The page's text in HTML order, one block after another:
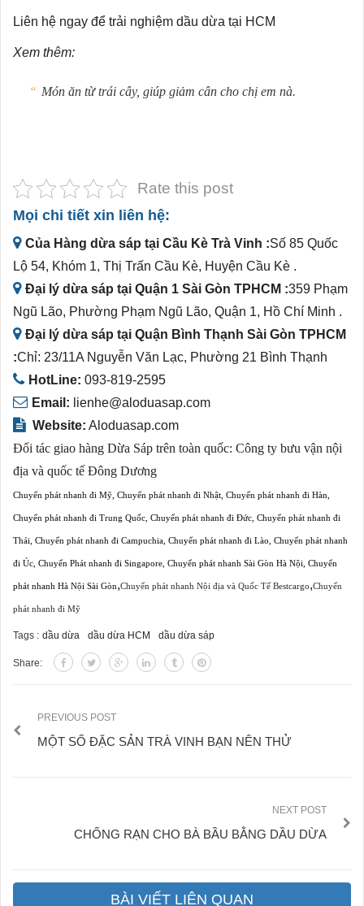
Liên hệ ngay để trải nghiệm dầu dừa tại HCM
Xem thêm:
Món ăn từ trái cây, giúp giảm cân cho chị em nà.
Rate this post
Mọi chi tiết xin liên hệ:
Của Hàng dừa sáp tại Cầu Kè Trà Vinh :Số 85 Quốc
Lộ 54, Khóm 1, Thị Trấn Cầu Kè, Huyện Cầu Kè .
Đại lý dừa sáp tại Quận 1 Sài Gòn TPHCM :359 Phạm
Ngũ Lão, Phường Phạm Ngũ Lão, Quận 1, Hồ Chí Minh .
Đại lý dừa sáp tại Quận Bình Thạnh Sài Gòn TPHCM
:Chỉ: 23/11A Nguyễn Văn Lạc, Phường 21 Bình Thạnh
HotLine: 093-819-2595
Email: lienhe@aloduasap.com
Website: Aloduasap.com
Đối tác giao hàng Dừa Sáp trên toàn quốc: Công ty bưu vận nội
địa và quốc tế Đông Dương
Chuyển phát nhanh đi Mỹ Chuyển phát nhanh đi Nhật Chuyển phát nhanh đi Hàn
Chuyển phát nhanh đi Trung Quốc Chuyển phát nhanh đi Đức Chuyển phát nhanh đi
Thái Chuyển phát nhanh đi Campuchia Chuyển phát nhanh đi Lào Chuyển phát nhanh
đi Úc Chuyển Phát nhanh đi Singapore Chuyển phát nhanh Sài Gòn Hà Nội Chuyển
phát nhanh Hà Nội Sài Gòn,Chuyển phát nhanh Nội địa và Quốc Tế Bestcargo,Chuyển
phát nhanh đi Mỹ
Tags : dầu dừa dầu dừa HCM dầu dừa sáp
Share:
PREVIOUS POST
MỘT SỐ ĐẶC SẢN TRÀ VINH BẠN NÊN THỬ
NEXT POST
CHỐNG RẠN CHO BÀ BẦU BẰNG DẦU DỪA
BÀI VIẾT LIÊN QUAN